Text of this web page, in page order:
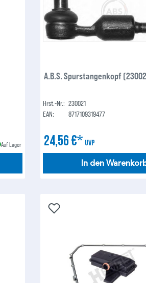
Auf Lager
A.B.S. Spurstangenkopf
Hrst.-Nr.: 230021
EAN:
8717109319477
24,56 €* UVP
In den